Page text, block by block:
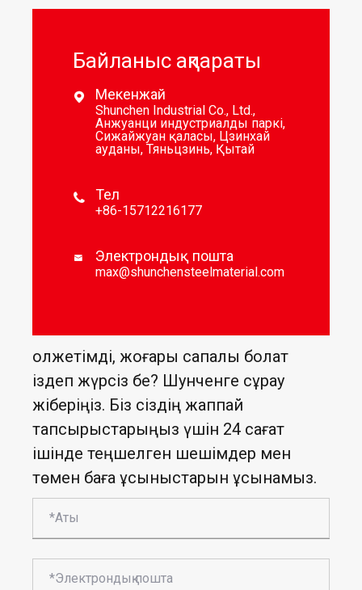
Байланыс ақпараты
 Мекенжай
Shunchen Industrial Co., Ltd.,
Анжуанци индустриалды паркі,
Сижайжуан қаласы, Цзинхай
ауданы, Тяньцзинь, Қытай
 Тел
+86-15712216177
 Электрондық пошта
max@shunchensteelmaterial.com
Қолжетімді, жоғары сапалы болат
іздеп жүрсіз бе? Шунченге сұрау
жіберіңіз. Біз сіздің жаппай
тапсырыстарыңыз үшін 24 сағат
ішінде теңшелген шешімдер мен
төмен баға ұсыныстарын ұсынамыз.